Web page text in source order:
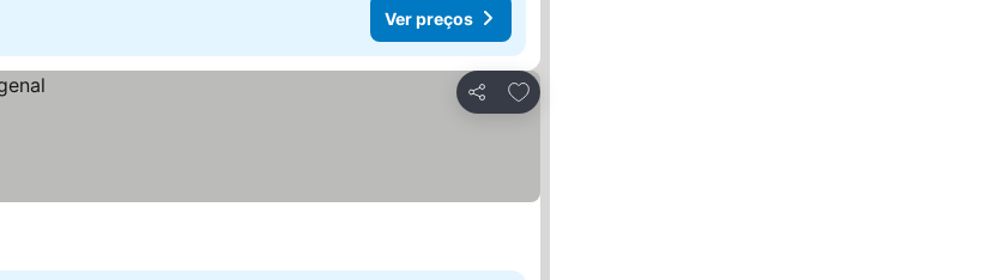
Ver preços
Partilhar
Adicionar aos favoritos